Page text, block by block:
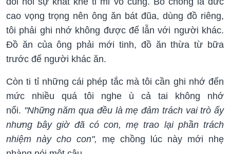
cao vọng trọng nên ông ăn bát đũa, dùng đồ riêng,
tôi phải ghi nhớ không được để lẫn với người khác.
Đồ ăn của ông phải mới tinh, đồ ăn thừa từ bữa
trước để người khác ăn.
Còn ti tỉ những cái phép tắc mà tôi cần ghi nhớ đến
mức nhiều quá tôi nghe ù cả tai không nhớ
nổi. "Những năm qua đều là mẹ đảm trách vai trò ấy
nhưng bây giờ đã có con, mẹ trao lại phần trách
nhiệm này cho con", mẹ chồng lúc này mới nhẹ